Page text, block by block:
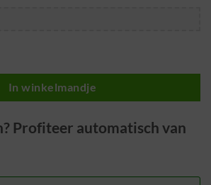
In winkelmandje
Profiteer automatisch van